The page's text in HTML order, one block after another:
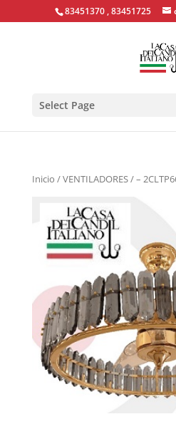
83451370 , 83451725
Select Page
Inicio /VENTILADORES/ –